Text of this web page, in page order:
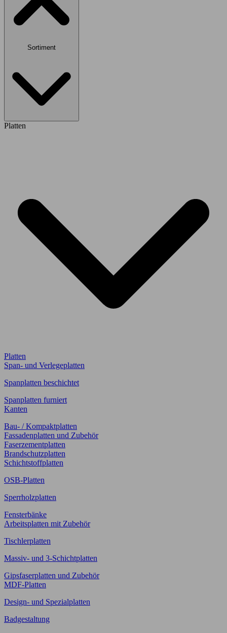
Sortiment
Platten
Platten
Span- und Verlegeplatten
Spanplatten beschichtet
Spanplatten furniert
Kanten
Bau- / Kompaktplatten
Fassadenplatten und Zubehör
Faserzementplatten
Brandschutzplatten
Schichtstoffplatten
OSB-Platten
Sperrholzplatten
Fensterbänke
Arbeitsplatten mit Zubehör
Tischlerplatten
Massiv- und 3-Schichtplatten
Gipsfaserplatten und Zubehör
MDF-Platten
Design- und Spezialplatten
Badgestaltung